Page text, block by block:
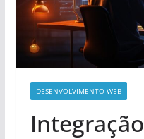
DESENVOLVIMENTO WEB